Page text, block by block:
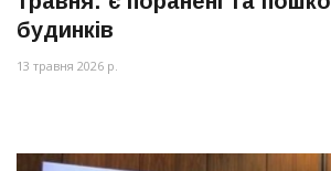
будинків
13 травня 2026 р.